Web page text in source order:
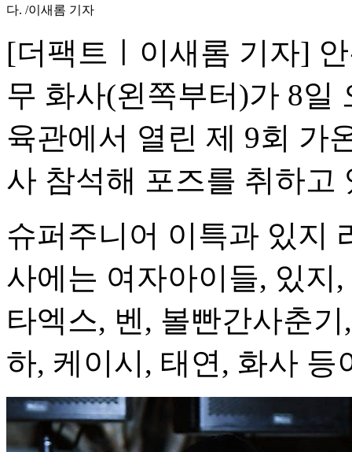
다. /이새롬 기자
[더팩트ㅣ이새롬 기자]
무 화사(왼쪽부터)가 8일
육관에서 열린 제 9회 가
사 참석해 포즈를 취하고
슈퍼주니어 이특과 있지
사에는 여자아이들, 있지
타엑스, 벤, 볼빤간사춘
하, 케이시, 태연, 화사 등